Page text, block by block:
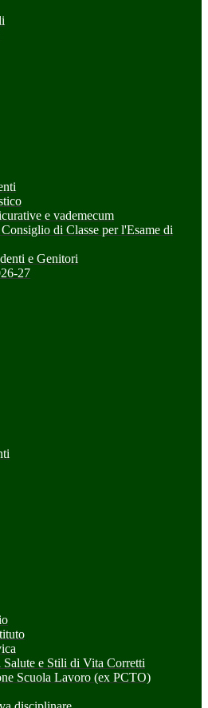
e vademecum
di Classe per l'Esame di
e Genitori
27
Salute e Stili di Vita Corretti
Scuola Lavoro (ex PCTO)